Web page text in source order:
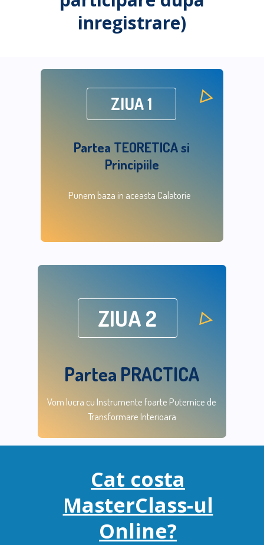
inregistrare)
Partea TEORETICA si
Principiile
Punem baza in aceasta Calatorie
ZIUA 1
Partea PRACTICA
ZIUA 2
Vom lucra cu Instrumente foarte Puternice de
Transformare Interioara
Cat costa
MasterClass-ul
Online?